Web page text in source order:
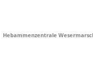
Hebammenzentrale